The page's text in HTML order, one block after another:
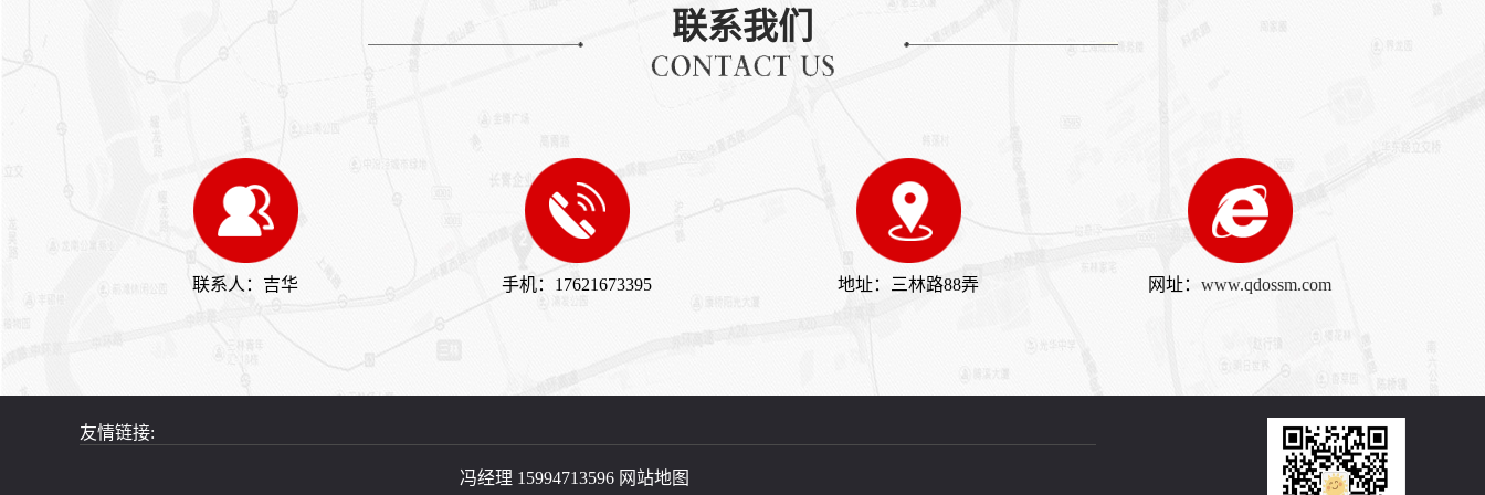
进行沟通。关键词： 上海大
商务租车的注意事项选择租商
租车的类型上海商务租车注意
事项【上海商务租车】商务租
车的服务种类【上海大巴租
车】租大巴车的注意事项上海
大巴租车的预定形式
联系我们
联系人：吉华 手机：17621673395 地址：三林路88弄 网址： www.qdossm.com
友情链接:
冯经理 15994713596 网站地图